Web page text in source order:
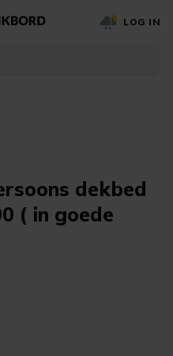
LOG IN
dekbed
( in goede